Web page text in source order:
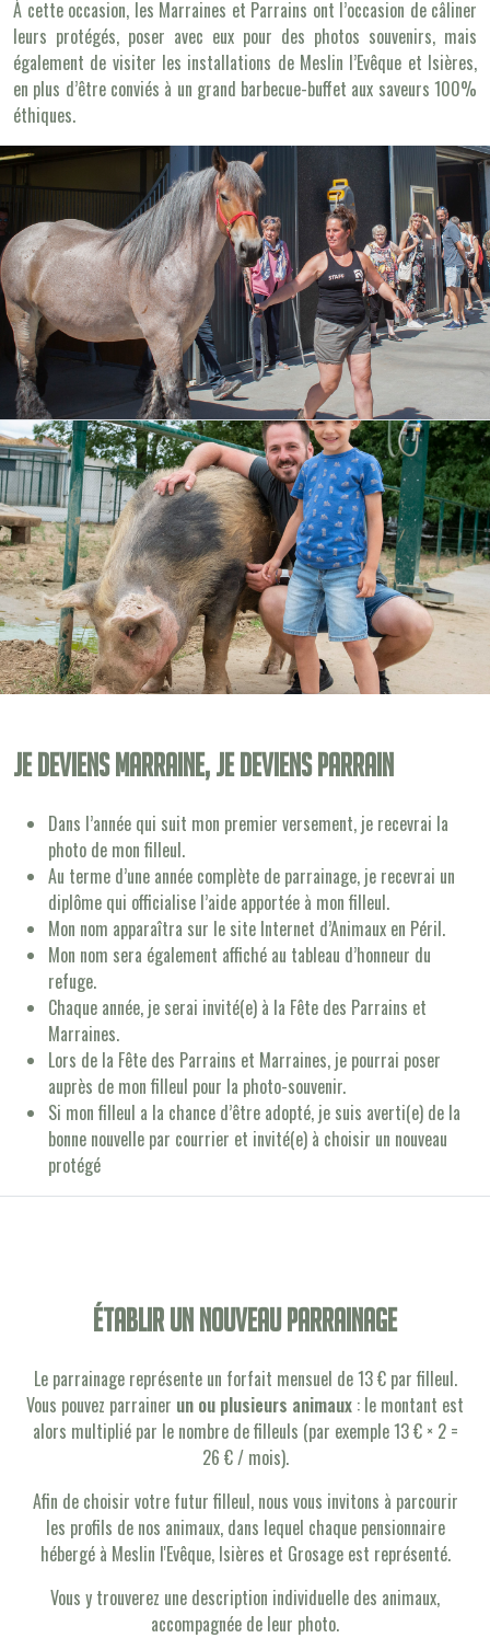
À cette occasion, les Marraines et Parrains ont l’occasion de câliner
leurs protégés, poser avec eux pour des photos souvenirs, mais
également de visiter les installations de Meslin l’Evêque et Isières,
en plus d’être conviés à un grand barbecue-buffet aux saveurs 100%
éthiques.
Je deviens Marraine, je deviens Parrain
Dans l’année qui suit mon premier versement, je recevrai la
photo de mon filleul.
Au terme d’une année complète de parrainage, je recevrai un
diplôme qui officialise l’aide apportée à mon filleul.
Mon nom apparaîtra sur le site Internet d’Animaux en Péril.
Mon nom sera également affiché au tableau d’honneur du
refuge.
Chaque année, je serai invité(e) à la Fête des Parrains et
Marraines.
Lors de la Fête des Parrains et Marraines, je pourrai poser
auprès de mon filleul pour la photo-souvenir.
Si mon filleul a la chance d’être adopté, je suis averti(e) de la
bonne nouvelle par courrier et invité(e) à choisir un nouveau
protégé
établir un nouveau parrainage
Le parrainage représente un forfait mensuel de 13 € par filleul.
Vous pouvez parrainer un ou plusieurs animaux : le montant est
alors multiplié par le nombre de filleuls (par exemple 13 € × 2 =
26 € / mois).
Afin de choisir votre futur filleul, nous vous invitons à parcourir
les profils de nos animaux, dans lequel chaque pensionnaire
hébergé à Meslin l'Evêque, Isières et Grosage est représenté.
Vous y trouverez une description individuelle des animaux,
accompagnée de leur photo.